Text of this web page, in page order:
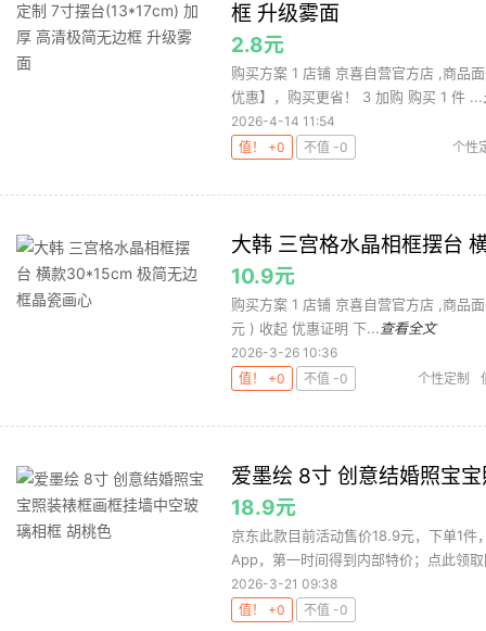
框 升级雾面
2.8元
购买方案 1 店铺 京喜自营官方店 ,商品
优惠】，购买更省！ 3 加购 购买 1 件 ...
2026-4-14 11:54
值！ +0
不值 -0 个性
大韩 三宫格水晶相框摆台
10.9元
购买方案 1 店铺 京喜自营官方店 ,商品
元 ) 收起 优惠证明 下... 查看全文
2026-3-26 10:36
值！ +0
不值 -0 个性定制
爱墨绘 8寸 创意结婚照宝
18.9元
京东此款目前活动售价18.9元，下单1
App，第一时间得到内部特价；点此领
2026-3-21 09:38
值！ +0
不值 -0